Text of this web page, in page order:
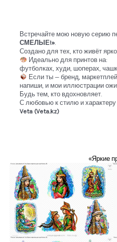
Встречайте мою новую серию
СМЕЛЫЕ!».
Создано для тех, кто живёт
Идеально для принтов на:
футболках, худи, шоперах,
Если ты — бренд,
напиши, и мои иллюстрации
Будь тем, кто вдохновляет.
С любовью к стилю и
Veta (Veta.kz)
«Яркие